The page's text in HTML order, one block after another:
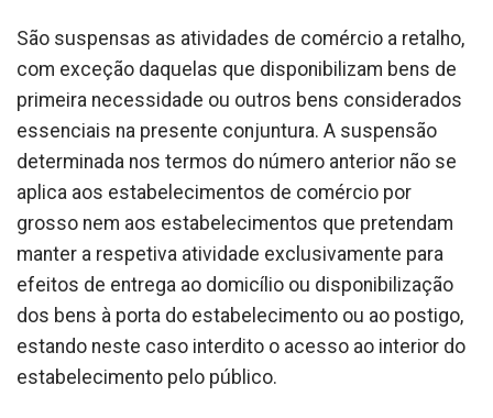
São suspensas as atividades de comércio a retalho,
com exceção daquelas que disponibilizam bens de
primeira necessidade ou outros bens considerados
essenciais na presente conjuntura. A suspensão
determinada nos termos do número anterior não se
aplica aos estabelecimentos de comércio por
grosso nem aos estabelecimentos que pretendam
manter a respetiva atividade exclusivamente para
efeitos de entrega ao domicílio ou disponibilização
dos bens à porta do estabelecimento ou ao postigo,
estando neste caso interdito o acesso ao interior do
estabelecimento pelo público.